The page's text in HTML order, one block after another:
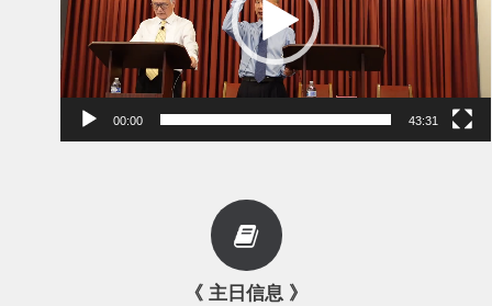
00:00 43:31
《 主日信息 》